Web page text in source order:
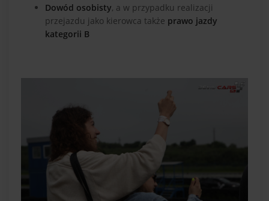
Dowód osobisty, a w przypadku realizacji
przejazdu jako kierowca także prawo jazdy
kategorii B